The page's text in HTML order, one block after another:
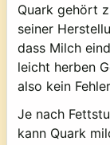
Quark gehört
seiner
dass Milch
leicht herben
also kein
Je nach
kann Quark